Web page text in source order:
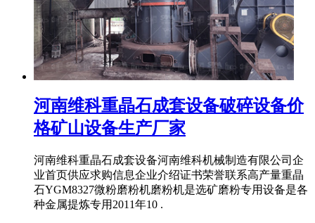
河南维科重晶石成套设备破碎设备价
格矿山设备生产厂家
河南维科重晶石成套设备河南维科机械制造有限公司企
业首页供应求购信息企业介绍证书荣誉联系高产量重晶
石YGM8327微粉磨粉机磨粉机是选矿磨粉专用设备是各
种金属提炼专用2011年10 .